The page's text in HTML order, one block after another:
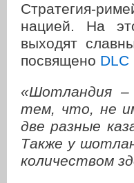
Стратегия-
нацией. На
выходят
посвящено DLC
«Шотландия –
тем, что, не
две разные
Также у
количеством